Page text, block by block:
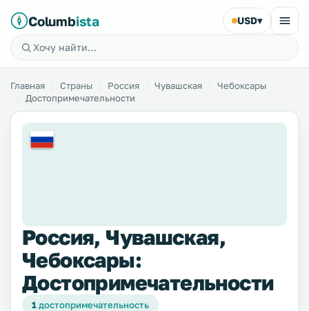
Columbista USD▾
Главная Страны Россия Чувашская
Чебоксары
Достопримечательности
Россия, Чувашская,
Чебоксары:
Достопримечательности
1достопримечательность